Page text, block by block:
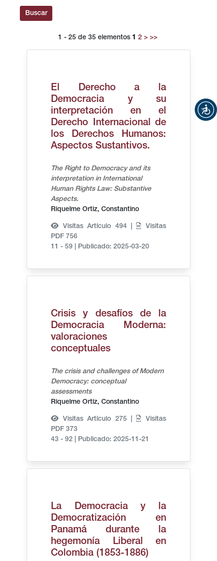
Buscar
1 - 25 de 35 elementos 1 2 > >>
El Derecho a la
Democracia y su
interpretación en el
Derecho Internacional de
los Derechos Humanos:
Aspectos Sustantivos.
The Right to Democracy and its
interpretation in International
Human Rights Law: Substantive
Aspects.
Riquelme Ortiz, Constantino
Visitas Artículo 494 |
Visitas
PDF 756
11 - 59
Publicado: 2025-03-20
Crisis y desafíos de la
Democracia Moderna:
valoraciones
conceptuales
The crisis and challenges of Modern
Democracy: conceptual
assessments
Riquelme Ortiz, Constantino
Visitas Artículo 275 |
Visitas
PDF 373
43 - 92
Publicado: 2025-11-21
La Democracia y la
Democratización en
Panamá durante la
hegemonía Liberal en
Colombia (1853-1886)